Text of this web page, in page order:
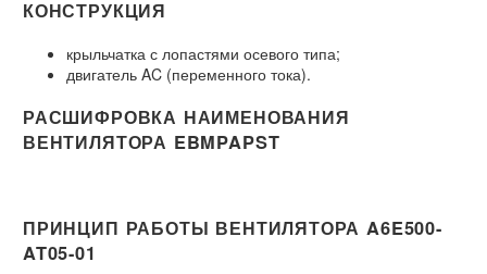
КОНСТРУКЦИЯ
крыльчатка с лопастями осевого типа;
двигатель AC (переменного тока).
РАСШИФРОВКА НАИМЕНОВАНИЯ
ВЕНТИЛЯТОРА EBMPAPST
ПРИНЦИП РАБОТЫ ВЕНТИЛЯТОРА A6E500-
AT05-01